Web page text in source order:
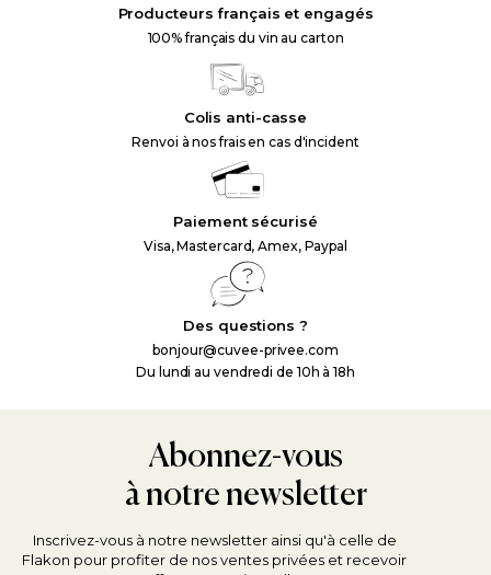
Producteurs français et engagés
100% français du vin au carton
Colis anti-casse
Renvoi à nos frais en cas d'incident
Paiement sécurisé
Visa, Mastercard, Amex, Paypal
Des questions ?
bonjour@cuvee-privee.com
Du lundi au vendredi de 10h à 18h
Abonnez-vous
à notre newsletter
Inscrivez-vous à notre newsletter ainsi qu'à celle de
Flakon pour profiter de nos ventes privées et recevoir